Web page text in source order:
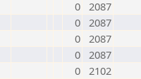
0 2087
0 2087
0 2087
0 2087
0 2102